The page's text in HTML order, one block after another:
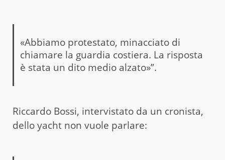
«Abbiamo protestato, minacciato di
chiamare la guardia costiera. La risposta
è stata un dito medio alzato»”.
Riccardo Bossi, intervistato da un cronista,
dello yacht non vuole parlare: